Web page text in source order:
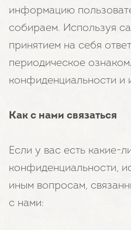
информацию
собираем. Используя
принятием на себя
периодическое
конфиденциальности и
Как с нами связаться
Если у вас есть какие-
конфиденциальности,
иным вопросам,
с нами: